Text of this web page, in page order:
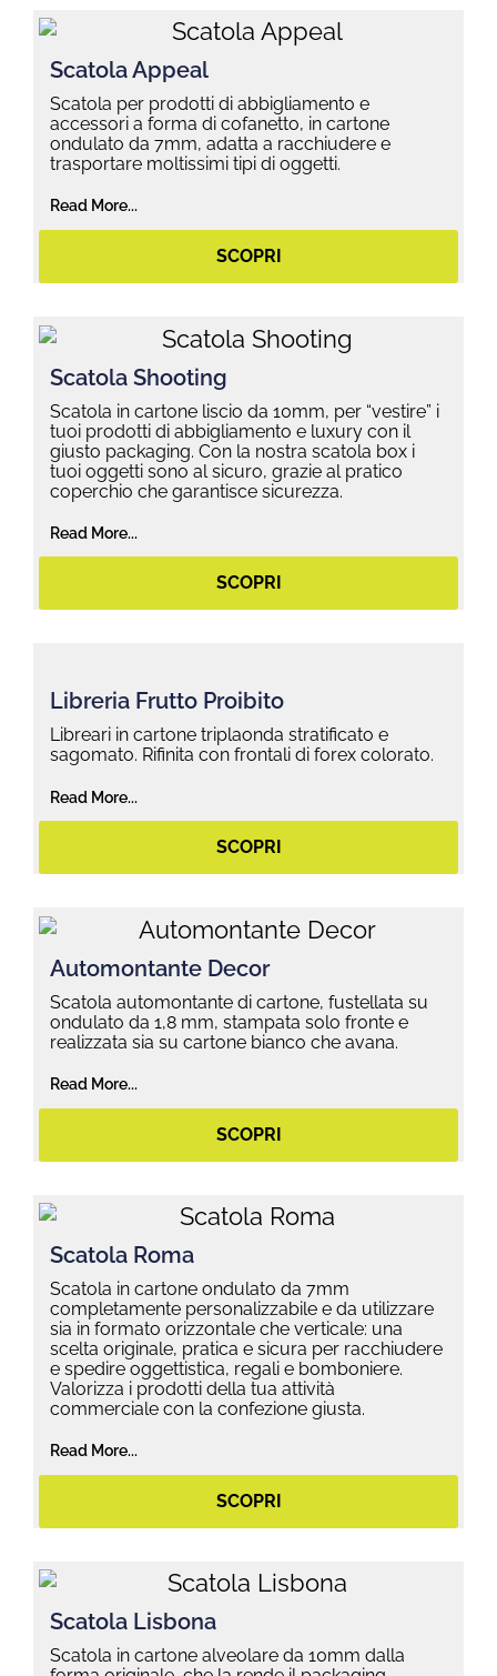
Scatola Appeal
Scatola per prodotti di abbigliamento e
accessori a forma di cofanetto, in cartone
ondulato da 7mm, adatta a racchiudere e
trasportare moltissimi tipi di oggetti.
Read More...
SCOPRI
Scatola Shooting
Scatola in cartone liscio da 10mm, per “vestire” i
tuoi prodotti di abbigliamento e luxury con il
giusto packaging. Con la nostra scatola box i
tuoi oggetti sono al sicuro, grazie al pratico
coperchio che garantisce sicurezza.
Read More...
SCOPRI
Libreria Frutto Proibito
Libreari in cartone triplaonda stratificato e
sagomato. Rifinita con frontali di forex colorato.
Read More...
SCOPRI
Automontante Decor
Scatola automontante di cartone, fustellata su
ondulato da 1,8 mm, stampata solo fronte e
realizzata sia su cartone bianco che avana.
Read More...
SCOPRI
Scatola Roma
Scatola in cartone ondulato da 7mm
completamente personalizzabile e da utilizzare
sia in formato orizzontale che verticale: una
scelta originale, pratica e sicura per racchiudere
e spedire oggettistica, regali e bomboniere.
Valorizza i prodotti della tua attività
commerciale con la confezione giusta.
Read More...
SCOPRI
Scatola Lisbona
Scatola in cartone alveolare da 10mm dalla